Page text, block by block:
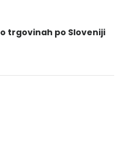
trgovinah po Sloveniji